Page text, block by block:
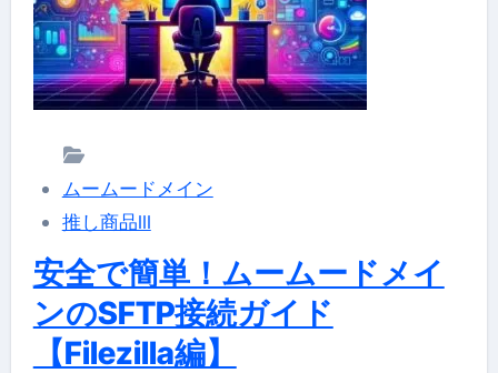
安
心！
ム
ー
ド
メ
イ
ン
と
ムームードメイン
推し商品III
安全で簡単！ムームードメイ
ンのSFTP接続ガイド
【Filezilla編】